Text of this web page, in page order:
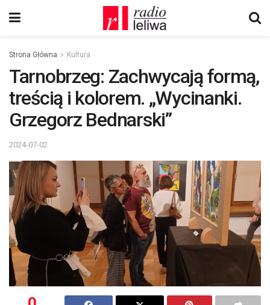
Strona Główna Kultura
Tarnobrzeg: Zachwycają formą,
treścią i kolorem. „Wycinanki.
Grzegorz Bednarski”
2024-07-02